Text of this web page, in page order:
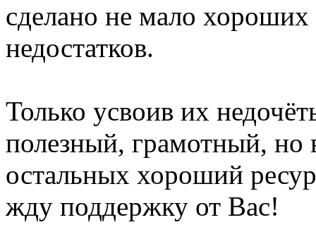
сделано не мало
недостатков.
Только усвоив их
полезный, грамотный, но
остальных хороший
жду поддержку от Вас!